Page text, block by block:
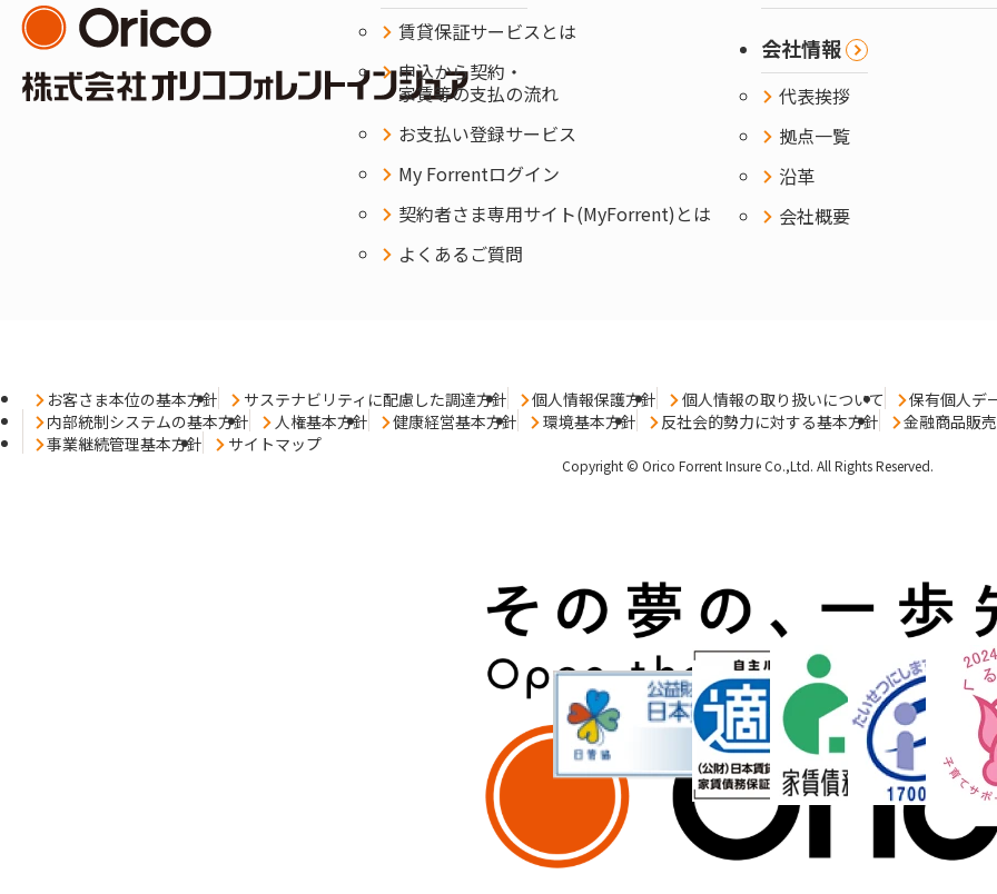
賃貸保証サービスとは
申込から契約・
家賃等の支払の流れ
お支払い登録サービス
My Forrentログイン
契約者さま専用サイト(MyForrent)とは
よくあるご質問
会社情報
代表挨拶
拠点一覧
沿革
会社概要
お客さま本位の基本方針 サステナビリティに配慮した調達方針 個人情報保護方針 個人情報の取り扱いについて
保有個人デ
内部統制システムの基本方針
人権基本方針 健康経営基本方針 環境基本方針 反社会的勢力に対する基本方針
金融商品販
事業継続管理基本方針
サイトマップ
Copyright © Orico Forrent Insure Co.,Ltd. All Rights Reserved.